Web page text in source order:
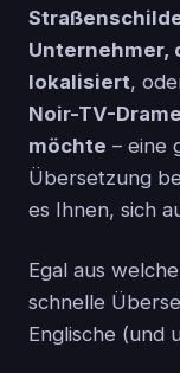
Unternehmer,
lokalisiert,
Noir-TV-
möchte – eine
Übersetzung
es Ihnen, sich
Egal aus
schnelle
Englische (und